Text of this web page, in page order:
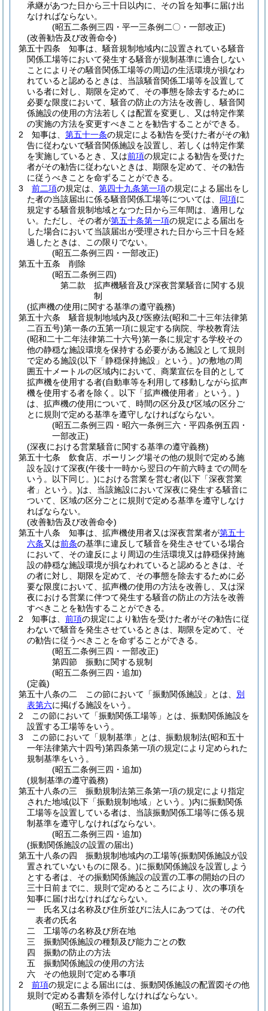
承継があつた日から三十日以内に、その旨を知事に届け出
なければならない。
(昭五二条例三四・平一三条例二〇・一部改正)
(改善勧告及び改善命令)
第五十四条
知事は、騒音規制地域内に設置されている騒音
関係工場等において発生する騒音が規制基準に適合しない
ことによりその騒音関係工場等の周辺の生活環境が損なわ
れていると認めるときは、当該騒音関係工場等を設置して
いる者に対し、期限を定めて、その事態を除去するために
必要な限度において、騒音の防止の方法を改善し、騒音関
係施設の使用の方法若しくは配置を変更し、又は特定作業
の実施の方法を変更すべきことを勧告することができる。
2
知事は、 第五十一条の規定による勧告を受けた者がその勧
告に従わないで騒音関係施設を設置し、若しくは特定作業
を実施しているとき、又は前項の規定による勧告を受けた
者がその勧告に従わないときは、期限を定めて、その勧告
に従うべきことを命ずることができる。
3
前二項の規定は、 第四十九条第一項の規定による届出をし
た者の当該届出に係る騒音関係工場等については、 同項に
規定する騒音規制地域となつた日から三年間は、適用しな
い。 ただし、その者が第五十条第一項の規定による届出を
した場合において当該届出が受理された日から三十日を経
過したときは、この限りでない。
(昭五二条例三四・一部改正)
第五十五条
削除
(昭五二条例三四)
第二款
拡声機騒音及び深夜営業騒音に関する規
制
(拡声機の使用に関する基準の遵守義務)
第五十六条
騒音規制地域内及び医療法(昭和二十三年法律第
二百五号)第一条の五第一項に規定する病院、学校教育法
(昭和二十二年法律第二十六号)第一条に規定する学校その
他の静穏な施設環境を保持する必要がある施設として規則
で定める施設(以下「静穏保持施設」という。)の敷地の周
囲五十メートルの区域内において、商業宣伝を目的として
拡声機を使用する者(自動車等を利用して移動しながら拡声
機を使用する者を除く。以下「拡声機使用者」という。)
は、拡声機の使用について、時間の区分及び区域の区分ご
とに規則で定める基準を遵守しなければならない。
(昭五二条例三四・昭六一条例三六・平四条例五四・
一部改正)
(深夜における営業騒音に関する基準の遵守義務)
第五十七条
飲食店、ボーリング場その他の規則で定める施
設を設けて深夜(午後十一時から翌日の午前六時までの間を
いう。以下同じ。)における営業を営む者(以下「深夜営業
者」という。)は、当該施設において深夜に発生する騒音に
ついて、区域の区分ごとに規則で定める基準を遵守しなけ
ればならない。
(改善勧告及び改善命令)
第五十八条
知事は、拡声機使用者又は深夜営業者が第五十
六条又は前条の基準に違反して騒音を発生させている場合
において、その違反により周辺の生活環境又は静穏保持施
設の静穏な施設環境が損なわれていると認めるときは、そ
の者に対し、期限を定めて、その事態を除去するために必
要な限度において、拡声機の使用の方法を改善し、又は深
夜における営業に伴つて発生する騒音の防止の方法を改善
すべきことを勧告することができる。
2
知事は、 前項の規定により勧告を受けた者がその勧告に従
わないで騒音を発生させているときは、期限を定めて、そ
の勧告に従うべきことを命ずることができる。
(昭五二条例三四・一部改正)
第四節
振動に関する規制
(昭五二条例三四・追加)
(定義)
第五十八条の二
この節において「振動関係施設」とは、 別
表第六に掲げる施設をいう。
2
この節において「振動関係工場等」とは、振動関係施設を
設置する工場等をいう。
3
この節において「規制基準」とは、振動規制法(昭和五十
一年法律第六十四号)第四条第一項の規定により定められた
規制基準をいう。
(昭五二条例三四・追加)
(規制基準の遵守義務)
第五十八条の三
振動規制法第三条第一項の規定により指定
された地域(以下「振動規制地域」という。)内に振動関係
工場等を設置している者は、当該振動関係工場等に係る規
制基準を遵守しなければならない。
(昭五二条例三四・追加)
(振動関係施設の設置の届出)
第五十八条の四
振動規制地域内の工場等(振動関係施設が設
置されていないものに限る。)に振動関係施設を設置しよう
とする者は、その振動関係施設の設置の工事の開始の日の
三十日前までに、規則で定めるところにより、次の事項を
知事に届け出なければならない。
一
氏名又は名称及び住所並びに法人にあつては、その代
表者の氏名
二
工場等の名称及び所在地
三
振動関係施設の種類及び能力ごとの数
四
振動の防止の方法
五
振動関係施設の使用の方法
六
その他規則で定める事項
2
前項の規定による届出には、振動関係施設の配置図その他
規則で定める書類を添付しなければならない。
(昭五二条例三四・追加)